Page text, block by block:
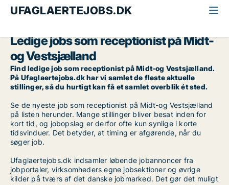
UFAGLAERTEJOBS.DK
Ledige jobs som receptionist på Midt-
og Vestsjælland
Find ledige job som receptionist på Midt-og Vestsjælland.
På Ufaglaertejobs.dk har vi samlet de fleste aktuelle
stillinger, så du hurtigt kan få et samlet overblik ét sted.
Se de nyeste job som receptionist på Midt-og Vestsjælland
på listen herunder. Mange stillinger bliver besat inden for
kort tid, og jobopslag er derfor ofte kun synlige i korte
tidsvinduer. Det betyder, at timing er afgørende, når du
søger job.
Ufaglaertejobs.dk indsamler løbende jobannoncer fra
jobportaler, virksomheders egne jobsektioner og øvrige
kilder på tværs af det danske jobmarked. Det gør det muligt